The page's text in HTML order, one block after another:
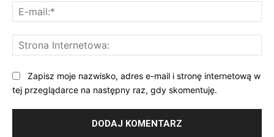
Zapisz moje nazwisko, adres e-mail i stronę internetową w
tej przeglądarce na następny raz, gdy skomentuję.